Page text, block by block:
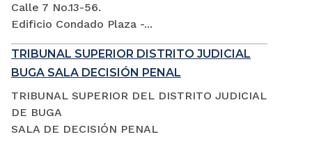
Calle 7 No.13-56.
Edificio Condado Plaza -...
TRIBUNAL SUPERIOR DISTRITO JUDICIAL
BUGA SALA DECISIÓN PENAL
TRIBUNAL SUPERIOR DEL DISTRITO JUDICIAL
DE BUGA
SALA DE DECISIÓN PENAL